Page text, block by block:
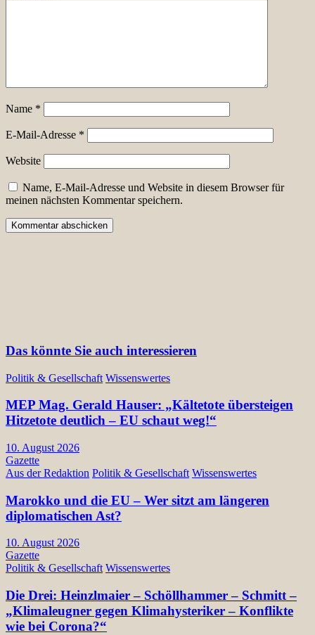
Name *
E-Mail-Adresse *
Website
Name, E-Mail-Adresse und Website in diesem Browser für
meinen nächsten Kommentar speichern.
Das könnte Sie auch interessieren
Politik & Gesellschaft Wissenswertes
MEP Mag. Gerald Hauser: „Kältetote übersteigen
Hitzetote deutlich – EU schaut weg!“
10. August 2026
Gazette
Aus der Redaktion Politik & Gesellschaft Wissenswertes
Marokko und die EU – Wer sitzt am längeren
diplomatischen Ast?
10. August 2026
Gazette
Politik & Gesellschaft Wissenswertes
Die Drei: Heinzlmaier – Schöllhammer – Schmitt –
„Klimaleugner gegen Klimahysteriker – Konflikte
wie bei Corona?“